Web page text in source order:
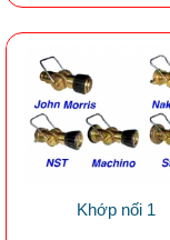
Khớp nối 1